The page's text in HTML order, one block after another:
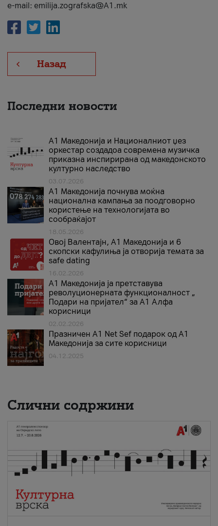
e-mail: emilija.zografska@A1.mk
Назад
Последни новости
А1 Македонија и Националниот џез
оркестар создадоа современа музичка
приказна инспирирана од македонското
културно наследство
03.07.2026
A1 Македонија почнува моќна
национална кампања за поодговорно
користење на технологијата во
сообраќајот
18.05.2026
Овој Валентајн, A1 Македонија и 6
скопски кафулиња ја отворија темата за
safe dating
16.02.2026
А1 Македонија ја претставува
револуционерната функционалност „
Подари на пријател“ за А1 Алфа
корисници
02.02.2026
Празничен A1 Net Sеf подарок од А1
Македонија за сите корисници
04.12.2025
Слични содржини